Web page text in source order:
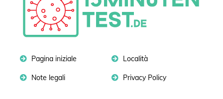
Pagina iniziale Località
Note legali Privacy Policy